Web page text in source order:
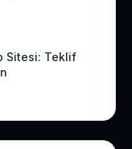
Sitesi: Teklif